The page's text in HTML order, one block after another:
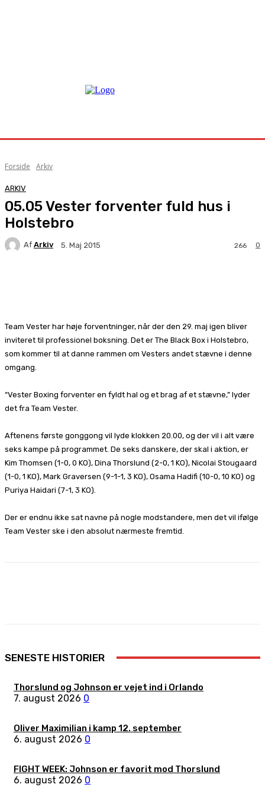
Forside Arkiv
ARKIV
05.05 Vester forventer fuld hus i
Holstebro
Af Arkiv 5. Maj 2015 0
266
Team Vester har høje forventninger, når der den 29. maj igen bliver
inviteret til professionel boksning. Det er The Black Box i Holstebro,
som kommer til at danne rammen om Vesters andet stævne i denne
omgang.
“Vester Boxing forventer en fyldt hal og et brag af et stævne,” lyder
det fra Team Vester.
Aftenens første gonggong vil lyde klokken 20.00, og der vil i alt være
seks kampe på programmet. De seks danskere, der skal i aktion, er
Kim Thomsen (1-0, 0 KO), Dina Thorslund (2-0, 1 KO), Nicolai Stougaard
(1-0, 1 KO), Mark Graversen (9-1-1, 3 KO), Osama Hadifi (10-0, 10 KO) og
Puriya Haidari (7-1, 3 KO).
Der er endnu ikke sat navne på nogle modstandere, men det vil ifølge
Team Vester ske i den absolut nærmeste fremtid.
SENESTE HISTORIER
Thorslund og Johnson er vejet ind i Orlando
7. august 2026 0
Oliver Maximilian i kamp 12. september
6. august 2026 0
FIGHT WEEK: Johnson er favorit mod Thorslund
6. august 2026 0